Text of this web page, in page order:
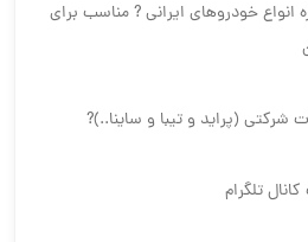
انواع خودروهای ایرانی ? مناسب برای
(پراید و تیبا و ساینا..)?